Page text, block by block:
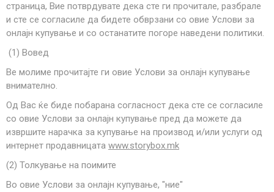
страница, Вие потврдувате дека сте ги прочитале, разбрале
и сте се согласиле да бидете обврзани со овие Услови за
онлајн купување и со останатите погоре наведени политики.
(1) Вовед
Ве молиме прочитајте ги овие Услови за онлајн купување
внимателно.
Од Вас ќе биде побарана согласност дека сте се согласиле
со овие Услови за онлајн купување пред да можете да
извршите нарачка за купување на производ и/или услуги од
интернет продавницата www.storybox.mk
(2) Толкување на поимите
Во овие Услови за онлајн купување, "ние"